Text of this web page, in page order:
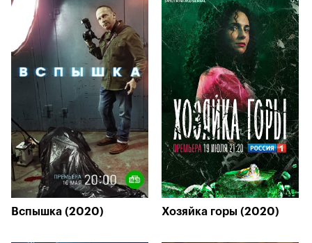
Вспышка (2020) Хозяйка горы (2020)